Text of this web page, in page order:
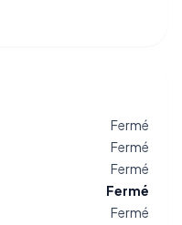
Fermé
Fermé
Fermé
Fermé
Fermé